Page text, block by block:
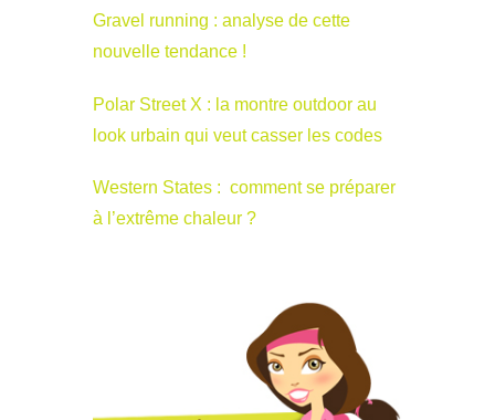
Gravel running : analyse de cette
nouvelle tendance !
Polar Street X : la montre outdoor au
look urbain qui veut casser les codes
Western States : comment se préparer
à l’extrême chaleur ?